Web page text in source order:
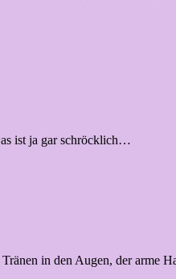
ist ja gar schröcklich…
in den Augen, der arme